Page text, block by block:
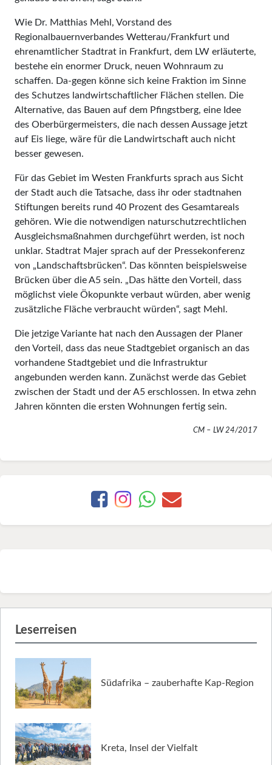
Wie Dr. Matthias Mehl, Vorstand des
Regionalbauernverbandes Wetterau/Frankfurt und
ehrenamtlicher Stadtrat in Frankfurt, dem LW erläuterte,
bestehe ein enormer Druck, neuen Wohnraum zu
schaffen. Da-gegen könne sich keine Fraktion im Sinne
des Schutzes landwirtschaftlicher Flächen stellen. Die
Alternative, das Bauen auf dem Pfingstberg, eine Idee
des Oberbürgermeisters, die nach dessen Aussage jetzt
auf Eis liege, wäre für die Landwirtschaft auch nicht
besser gewesen.
Für das Gebiet im Westen Frankfurts sprach aus Sicht
der Stadt auch die Tatsache, dass ihr oder stadtnahen
Stiftungen bereits rund 40 Prozent des Gesamtareals
gehören. Wie die notwendigen naturschutzrechtlichen
Ausgleichsmaßnahmen durchgeführt werden, ist noch
unklar. Stadtrat Majer sprach auf der Pressekonferenz
von „Landschaftsbrücken“. Das könnten beispielsweise
Brücken über die A5 sein. „Das hätte den Vorteil, dass
möglichst viele Ökopunkte verbaut würden, aber wenig
zusätzliche Fläche verbraucht würden“, sagt Mehl.
Die jetzige Variante hat nach den Aussagen der Planer
den Vorteil, dass das neue Stadtgebiet organisch an das
vorhandene Stadtgebiet und die Infrastruktur
angebunden werden kann. Zunächst werde das Gebiet
zwischen der Stadt und der A5 erschlossen. In etwa zehn
Jahren könnten die ersten Wohnungen fertig sein.
CM – LW 24/2017
Leserreisen
Südafrika – zauberhafte Kap-Region
Kreta, Insel der Vielfalt